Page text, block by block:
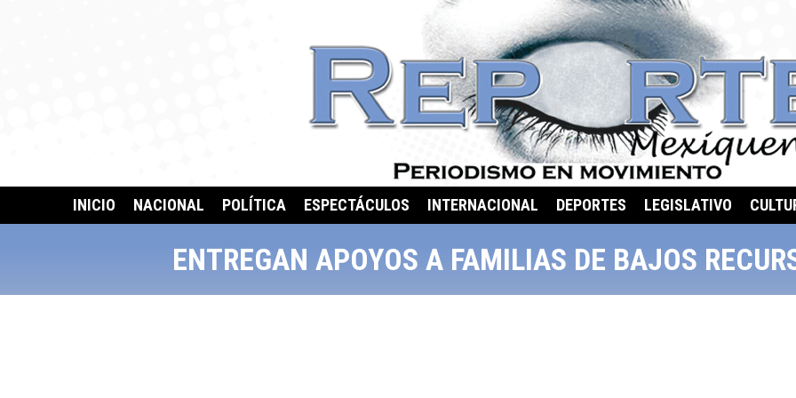
INICIO NACIONAL POLÍTICA ESPECTÁCULOS INTERNACIONAL DEPORTES LEGISLATIVO
ENTREGAN APOYOS A FAMILIAS DE BAJOS